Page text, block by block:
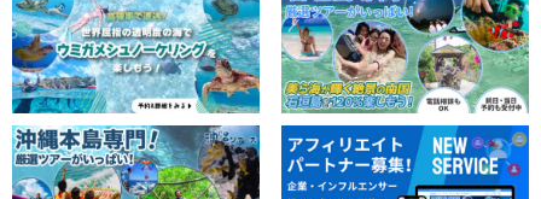
⬇︎シュノーケリングツアー単品はこちら
★夏の特別SALE【宮古島/約2時間】当日予約OK！驚
異の遭遇率♪ウミガメシュノーケリングツアー＜写真
無料＆送迎相談可＞初心者歓迎☆（No.934）
開始時間：8:30-10:00 / 10:30-12:00
13:30-15:00 / 15:30-17:00
所要時間：約2時間
7,900円→ 6,900円